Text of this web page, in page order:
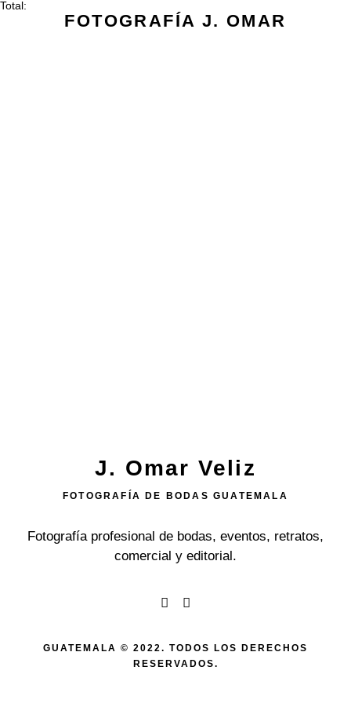
FOTOGRAFÍA J. OMAR
J. Omar Veliz
FOTOGRAFÍA DE BODAS GUATEMALA
Fotografía profesional de bodas, eventos, retratos,
comercial y editorial.
GUATEMALA © 2022. TODOS LOS DERECHOS
RESERVADOS.
Total: